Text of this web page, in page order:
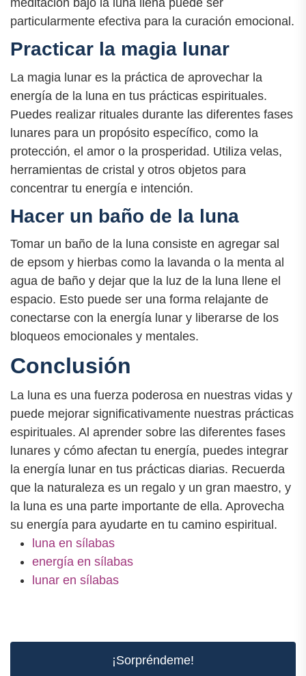
meditación bajo la luna llena puede ser
particularmente efectiva para la curación emocional.
Practicar la magia lunar
La magia lunar es la práctica de aprovechar la
energía de la luna en tus prácticas espirituales.
Puedes realizar rituales durante las diferentes fases
lunares para un propósito específico, como la
protección, el amor o la prosperidad. Utiliza velas,
herramientas de cristal y otros objetos para
concentrar tu energía e intención.
Hacer un baño de la luna
Tomar un baño de la luna consiste en agregar sal
de epsom y hierbas como la lavanda o la menta al
agua de baño y dejar que la luz de la luna llene el
espacio. Esto puede ser una forma relajante de
conectarse con la energía lunar y liberarse de los
bloqueos emocionales y mentales.
Conclusión
La luna es una fuerza poderosa en nuestras vidas y
puede mejorar significativamente nuestras prácticas
espirituales. Al aprender sobre las diferentes fases
lunares y cómo afectan tu energía, puedes integrar
la energía lunar en tus prácticas diarias. Recuerda
que la naturaleza es un regalo y un gran maestro, y
la luna es una parte importante de ella. Aprovecha
su energía para ayudarte en tu camino espiritual.
luna en sílabas
energía en sílabas
lunar en sílabas
¡Sorpréndeme!